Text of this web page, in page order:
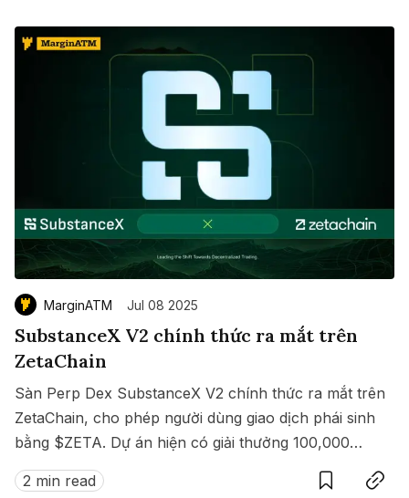
MarginATM Jul 08 2025
SubstanceX V2 chính thức ra mắt trên
ZetaChain
Sàn Perp Dex SubstanceX V2 chính thức ra mắt trên
ZetaChain, cho phép người dùng giao dịch phái sinh
bằng $ZETA. Dự án hiện có giải thưởng 100,000
$ZETA diễn ra từ 8 đến 15/07/2025.
2 min read
SaveCopy link